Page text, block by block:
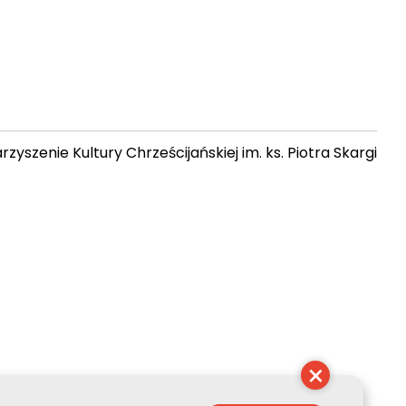
Kultury Chrześcijańskiej im. ks. Piotra Skargi
×